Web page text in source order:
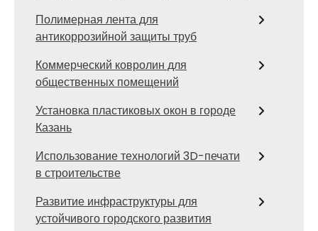
Полимерная лента для
антикоррозийной защиты труб
Коммерческий ковролин для
общественных помещений
Установка пластиковых окон в городе
Казань
Использование технологий 3D-печати
в строительстве
Развитие инфраструктуры для
устойчивого городского развития